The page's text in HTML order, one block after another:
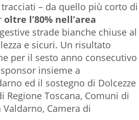
– da quello più corto di
oltre l’80% nell’area
strade bianche chiuse al
e sicuri. Un risultato
per il sesto anno consecutivo
insieme a
ed il sostegno di Dolcezze
Regione Toscana, Comuni di
Camera di